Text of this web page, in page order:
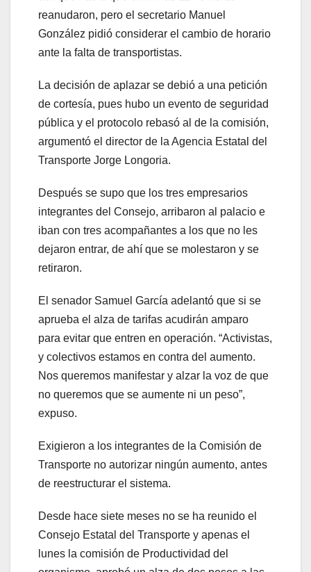
reanudaron, pero el secretario Manuel
González pidió considerar el cambio de horario
ante la falta de transportistas.
La decisión de aplazar se debió a una petición
de cortesía, pues hubo un evento de seguridad
pública y el protocolo rebasó al de la comisión,
argumentó el director de la Agencia Estatal del
Transporte Jorge Longoria.
Después se supo que los tres empresarios
integrantes del Consejo, arribaron al palacio e
iban con tres acompañantes a los que no les
dejaron entrar, de ahí que se molestaron y se
retiraron.
El senador Samuel García adelantó que si se
aprueba el alza de tarifas acudirán amparo
para evitar que entren en operación. “Activistas,
y colectivos estamos en contra del aumento.
Nos queremos manifestar y alzar la voz de que
no queremos que se aumente ni un peso”,
expuso.
Exigieron a los integrantes de la Comisión de
Transporte no autorizar ningún aumento, antes
de reestructurar el sistema.
Desde hace siete meses no se ha reunido el
Consejo Estatal del Transporte y apenas el
lunes la comisión de Productividad del